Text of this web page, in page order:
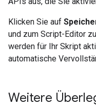
Klicken Sie auf
und zum Script-Editor
werden für Ihr Skript
automatische
Weitere